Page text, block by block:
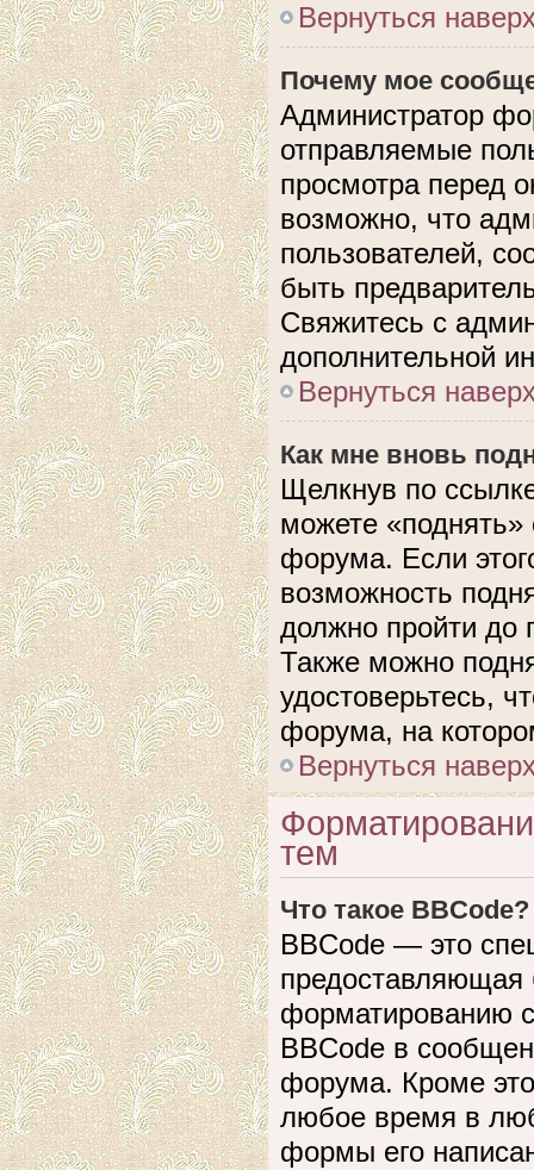
Вернуться
Почему мое
Администратор
отправляемые
просмотра перед
возможно, что
пользователей,
быть
Свяжитесь с
дополнительной
Вернуться
Как мне вновь
Щелкнув по
можете
форума. Если
возможность
должно пройти до
Также можно
удостоверьтесь,
форума, на
Вернуться
тем
Что такое BBCode?
BBCode — это
предоставляющая
форматированию
BBCode в
форума. Кроме
любое время в
формы его